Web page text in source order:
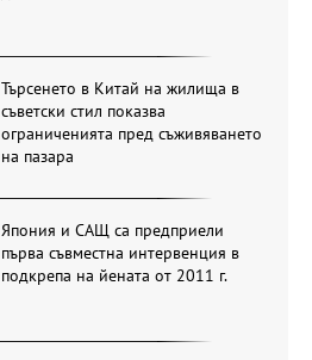
Търсенето в Китай на жилища в
съветски стил показва
ограниченията пред съживяването
на пазара
Япония и САЩ са предприели
първа съвместна интервенция в
подкрепа на йената от 2011 г.